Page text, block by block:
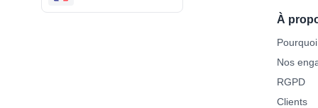
À
Nos
RGPD
Clients